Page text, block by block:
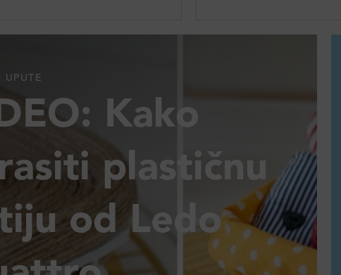
Kako
plastičnu
od Ledo